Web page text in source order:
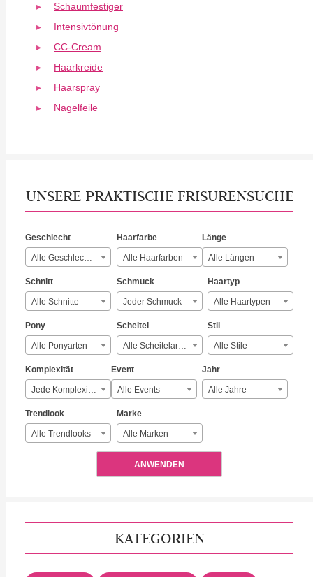
Schaumfestiger
Intensivtönung
CC-Cream
Haarkreide
Haarspray
Nagelfeile
UNSERE PRAKTISCHE FRISURENSUCHE
Geschlecht
Alle Geschlechter
Haarfarbe
Alle Haarfarben
Länge
Alle Längen
Schnitt
Alle Schnitte
Schmuck
Jeder Schmuck
Haartyp
Alle Haartypen
Pony
Alle Ponyarten
Scheitel
Alle Scheitelarten
Stil
Alle Stile
Komplexität
Jede Komplexität
Event
Alle Events
Jahr
Alle Jahre
Trendlook
Alle Trendlooks
Marke
Alle Marken
ANWENDEN
KATEGORIEN